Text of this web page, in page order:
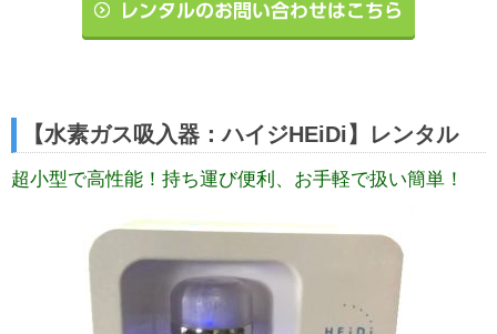
【水素ガス吸入器：ハイジHEiDi】レンタル
超小型で高性能！持ち運び便利、お手軽で扱い簡単！